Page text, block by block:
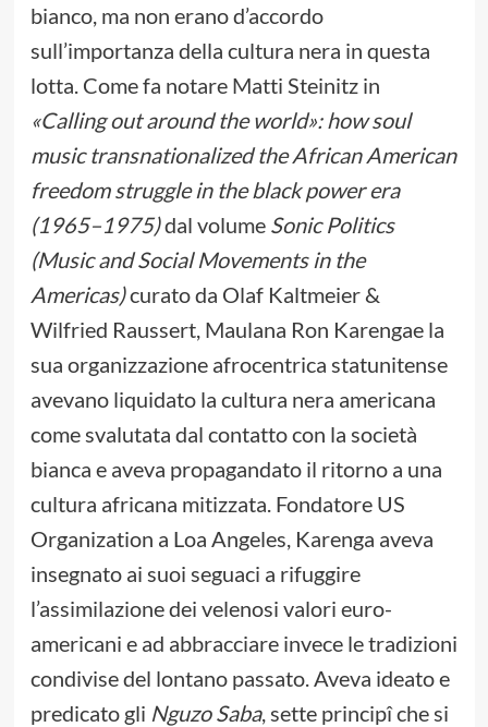
bianco, ma non erano d’accordo
sull’importanza della cultura nera in questa
lotta. Come fa notare Matti Steinitz in
«Calling out around the world»: how soul
music transnationalized the African American
freedom struggle in the black power era
(1965–1975)dal volume Sonic Politics
(Music and Social Movements in the
Americas)curato da Olaf Kaltmeier &
Wilfried Raussert, Maulana Ron Karengae la
sua organizzazione afrocentrica statunitense
avevano liquidato la cultura nera americana
come svalutata dal contatto con la società
bianca e aveva propagandato il ritorno a una
cultura africana mitizzata. Fondatore US
Organization a Loa Angeles, Karenga aveva
insegnato ai suoi seguaci a rifuggire
l’assimilazione dei velenosi valori euro-
americani e ad abbracciare invece le tradizioni
condivise del lontano passato. Aveva ideato e
predicato gli Nguzo Saba, sette principî che si